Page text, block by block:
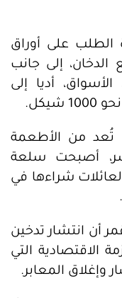
الطلب على أوراق
الدخان، إلى جانب
أديا إلى
تُعد من الأطعمة
أصبحت سلعة
شراءها في
أن انتشار تدخين
الاقتصادية التي
المعابر.